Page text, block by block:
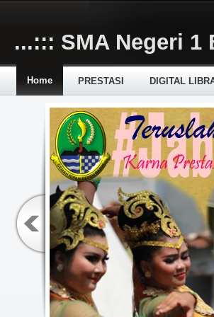
...::: SMA Negeri 1
Home PRESTASI DIGITAL